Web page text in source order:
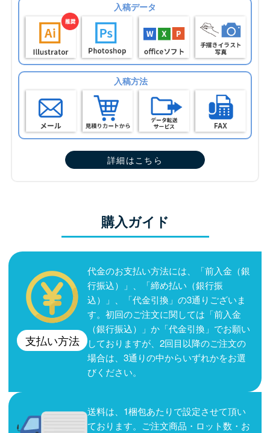
入稿データ
入稿方法
詳細はこちら
購入ガイド
支払い方法
代金のお支払い方法には、「前入金（銀
行振込）」、「締め払い（銀行振
込）」、「代金引換」の3通りございま
す。初回のご注文に関しては「前入金
（銀行振込）」か「代金引換」でお願い
しておりますが、2回目以降のご注文の
場合は、3通りの中からいずれかをお選
びください。
送料は、1梱包あたりで設定させて頂い
ております。ご注文商品・ロット数・お